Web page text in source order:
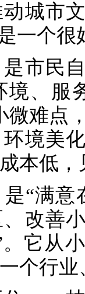
城市
一个很
民自
境、服
微难点
境美
本低，
满意
改善
它从
个行